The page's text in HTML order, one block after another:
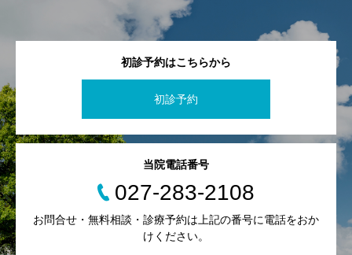
初診予約はこちらから
初診予約
当院電話番号
027-283-2108
お問合せ・無料相談・診療予約は上記の番号に電話をおか
けください。